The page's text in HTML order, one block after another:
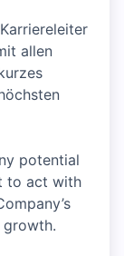
allen
potential
to act with
growth.